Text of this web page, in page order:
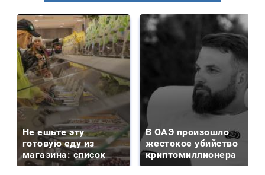
Не ешьте эту
готовую еду из
магазина: список
В ОАЭ произошло
жестокое убийство
криптомиллионера